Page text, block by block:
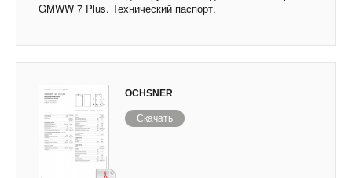
GMWW 7 Plus. Технический паспорт.
OCHSNER
Скачать